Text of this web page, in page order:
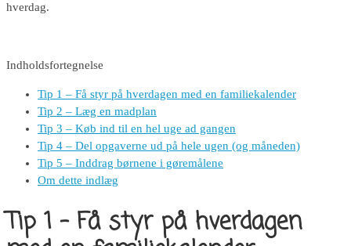
hverdag.
Indholdsfortegnelse
Tip 1 – Få styr på hverdagen med en familiekalender
Tip 2 – Læg en madplan
Tip 3 – Køb ind til en hel uge ad gangen
Tip 4 – Del opgaverne ud på hele ugen (og måneden)
Tip 5 – Inddrag børnene i gøremålene
Om dette indlæg
Tip 1 – Få styr på hverdagen